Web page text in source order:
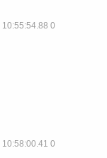
0
0